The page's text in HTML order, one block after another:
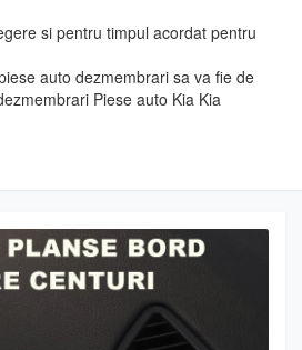
si pentru timpul acordat pentru
auto dezmembrari sa va fie de
Piese auto Kia Kia